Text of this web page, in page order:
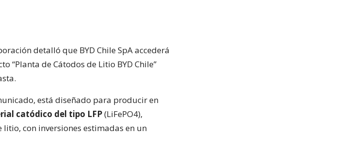
detalló que BYD Chile SpA accederá
“Planta de Cátodos de Litio BYD Chile”
está diseñado para producir en
catódico del tipo LFP(LiFePO4),
con inversiones estimadas en un